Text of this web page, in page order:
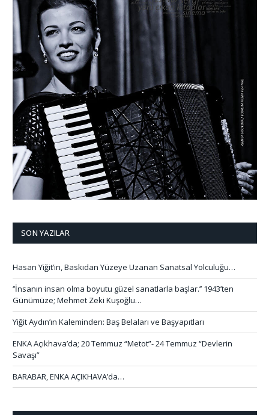
SON YAZILAR
Hasan Yiğit’in, Baskıdan Yüzeye Uzanan Sanatsal Yolculuğu…
‘’İnsanın insan olma boyutu güzel sanatlarla başlar.’’ 1943’ten
Günümüze; Mehmet Zeki Kuşoğlu…
Yiğit Aydın’ın Kaleminden: Baş Belaları ve Başyapıtları
ENKA Açıkhava’da; 20 Temmuz “Metot”- 24 Temmuz “Devlerin
Savaşı”
BARABAR, ENKA AÇIKHAVA’da…